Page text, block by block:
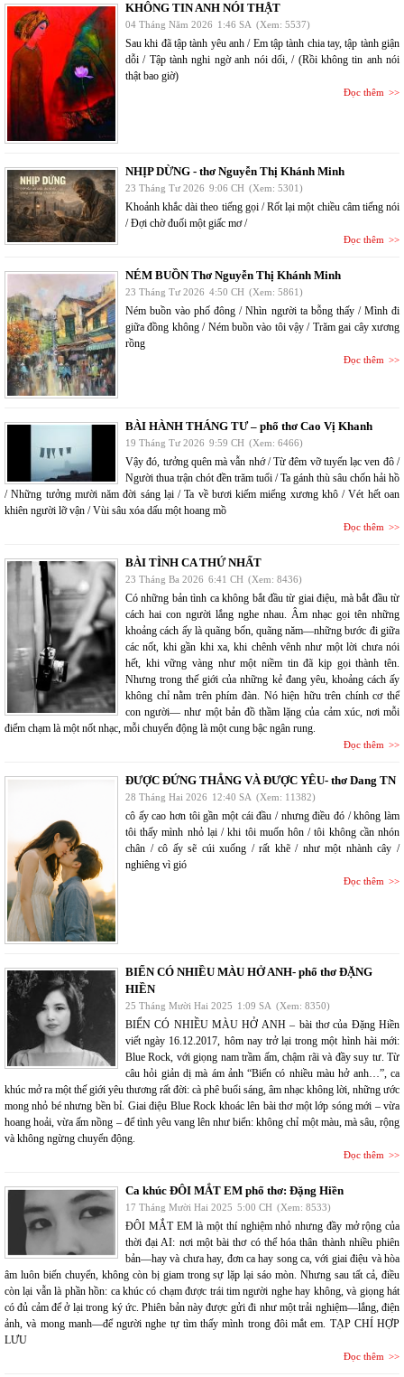
KHÔNG TIN ANH NÓI THẬT
04 Tháng Năm 2026 1:46 SA (Xem: 5537)
Sau khi đã tập tành yêu anh / Em tập tành chia tay, tập tành giận
dỗi / Tập tành nghi ngờ anh nói dối, / (Rồi không tin anh nói
thật bao giờ)
Đọc thêm
NHỊP DỪNG - thơ Nguyễn Thị Khánh Minh
23 Tháng Tư 2026 9:06 CH (Xem: 5301)
Khoảnh khắc dài theo tiếng gọi / Rốt lại một chiều câm tiếng nói
/ Đợi chờ đuối một giấc mơ /
Đọc thêm
NÉM BUỒN Thơ Nguyễn Thị Khánh Minh
23 Tháng Tư 2026 4:50 CH (Xem: 5861)
Ném buồn vào phố đông / Nhìn người ta bỗng thấy / Mình đi
giữa đồng không / Ném buồn vào tôi vậy / Trăm gai cây xương
rồng
Đọc thêm
BÀI HÀNH THÁNG TƯ – phổ thơ Cao Vị Khanh
19 Tháng Tư 2026 9:59 CH (Xem: 6466)
Vậy đó, tưởng quên mà vẫn nhớ / Từ đêm vỡ tuyến lạc ven đô /
Người thua trận chót đền trăm tuổi / Ta gánh thù sâu chốn hải hồ
/ Những tưởng mười năm đời sáng lại / Ta về bươi kiếm miểng xương khô / Vét hết oan
khiên người lỡ vận / Vùi sâu xóa dấu một hoang mồ
Đọc thêm
BÀI TÌNH CA THỨ NHẤT
23 Tháng Ba 2026 6:41 CH (Xem: 8436)
Có những bản tình ca không bắt đầu từ giai điệu, mà bắt đầu từ
cách hai con người lắng nghe nhau. Âm nhạc gọi tên những
khoảng cách ấy là quãng bốn, quãng năm—những bước đi giữa
các nốt, khi gần khi xa, khi chênh vênh như một lời chưa nói
hết, khi vững vàng như một niềm tin đã kịp gọi thành tên.
Nhưng trong thế giới của những kẻ đang yêu, khoảng cách ấy
không chỉ nằm trên phím đàn. Nó hiện hữu trên chính cơ thể
con người— như một bản đồ thầm lặng của cảm xúc, nơi mỗi
điểm chạm là một nốt nhạc, mỗi chuyển động là một cung bậc ngân rung.
Đọc thêm
ĐƯỢC ĐỨNG THẲNG VÀ ĐƯỢC YÊU- thơ Dang TN
28 Tháng Hai 2026 12:40 SA (Xem: 11382)
cô ấy cao hơn tôi gần một cái đầu / nhưng điều đó / không làm
tôi thấy mình nhỏ lại / khi tôi muốn hôn / tôi không cần nhón
chân / cô ấy sẽ cúi xuống / rất khẽ / như một nhành cây /
nghiêng vì gió
Đọc thêm
BIỂN CÓ NHIỀU MÀU HỞ ANH- phổ thơ ĐẶNG
HIỀN
25 Tháng Mười Hai 2025 1:09 SA (Xem: 8350)
BIỂN CÓ NHIỀU MÀU HỞ ANH – bài thơ của Đặng Hiền
viết ngày 16.12.2017, hôm nay trở lại trong một hình hài mới:
Blue Rock, với giọng nam trầm ấm, chậm rãi và đầy suy tư. Từ
câu hỏi giản dị mà ám ảnh “Biển có nhiều màu hở anh…”, ca
khúc mở ra một thế giới yêu thương rất đời: cà phê buổi sáng, âm nhạc không lời, những ước
mong nhỏ bé nhưng bền bỉ. Giai điệu Blue Rock khoác lên bài thơ một lớp sóng mới – vừa
hoang hoải, vừa ấm nồng – để tình yêu vang lên như biển: không chỉ một màu, mà sâu, rộng
và không ngừng chuyển động.
Đọc thêm
Ca khúc ĐÔI MẮT EM phổ thơ: Đặng Hiền
17 Tháng Mười Hai 2025 5:00 CH (Xem: 8533)
ĐÔI MẮT EM là một thí nghiệm nhỏ nhưng đầy mở rộng của
thời đại AI: nơi một bài thơ có thể hóa thân thành nhiều phiên
bản—hay và chưa hay, đơn ca hay song ca, với giai điệu và hòa
âm luôn biến chuyển, không còn bị giam trong sự lặp lại sáo mòn. Nhưng sau tất cả, điều
còn lại vẫn là phần hồn: ca khúc có chạm được trái tim người nghe hay không, và giọng hát
có đủ cảm để ở lại trong ký ức. Phiên bản này được gửi đi như một trải nghiệm—lắng, điện
ảnh, và mong manh—để người nghe tự tìm thấy mình trong đôi mắt em. TẠP CHÍ HỢP
LƯU
Đọc thêm